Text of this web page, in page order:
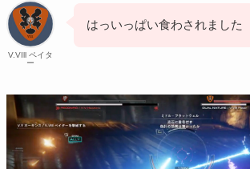
V.VIll ペイタ
ー
はっいっぱい食わされました